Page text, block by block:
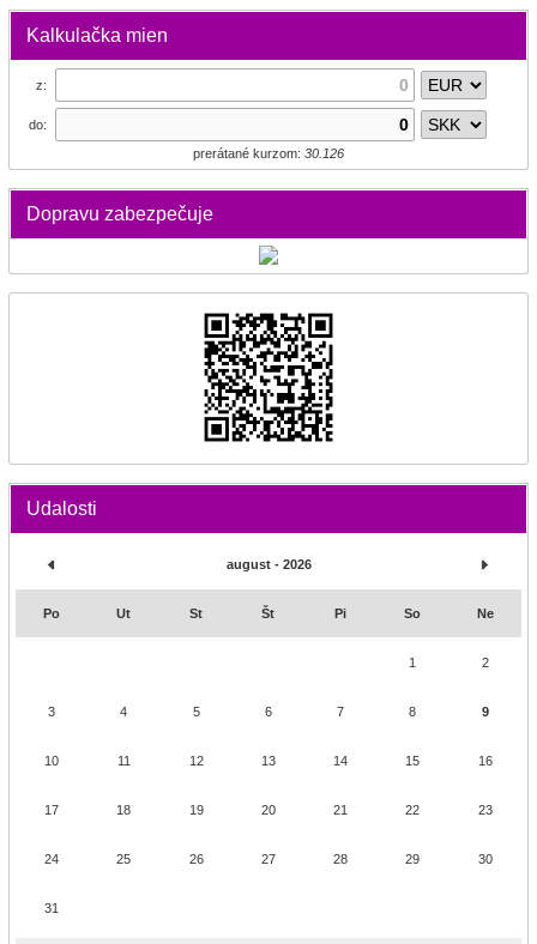
Kalkulačka mien
z:
do:
prerátané kurzom: 30.126
Dopravu zabezpečuje
Udalosti
august - 2026
Po Ut St Št Pi So Ne
1 2
3 4 5 6 7 8 9
10 11 12 13 14 15 16
17 18 19 20 21 22 23
24 25 26 27 28 29 30
31